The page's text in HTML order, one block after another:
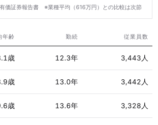
価証券報告書 ※業種平均（616万円）との比較は次節
年齢 勤続 従業員数
歳 12.3年 3,443人
歳 13.0年 3,442人
歳 13.6年 3,328人